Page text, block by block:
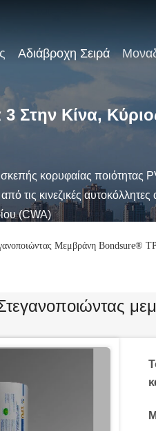
Αδιάβροχη Σειρά
Στην Κίνα,
κορυφαίας ποιότητας
τις κινεζικές
(CWA)
Μεμβράνη Bondsure®